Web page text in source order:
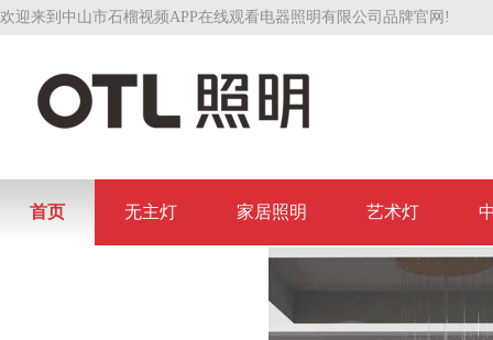
欢迎来到中山市石榴视频APP在线观看电器照明有限公司品牌官网!
首页 无主灯 家居照明 艺术灯